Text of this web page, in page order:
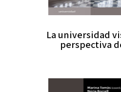
La universidad
perspectiva